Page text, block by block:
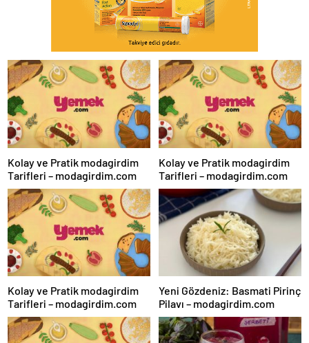
Kolay ve Pratik modagirdim
Tarifleri – modagirdim.com
Kolay ve Pratik modagirdim
Tarifleri – modagirdim.com
Kolay ve Pratik modagirdim
Tarifleri – modagirdim.com
Yeni Gözdeniz: Basmati Pirinç
Pilavı – modagirdim.com